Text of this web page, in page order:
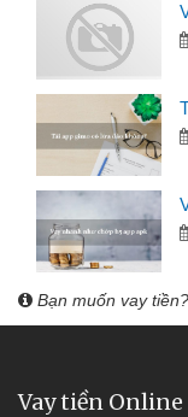
Bạn muốn vay
Vay tiền Online